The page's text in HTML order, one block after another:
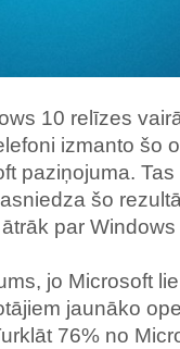
10 relīzes
izmanto šo
paziņojuma.
šo
par Windows
jo Microsoft
jaunāko
76% no